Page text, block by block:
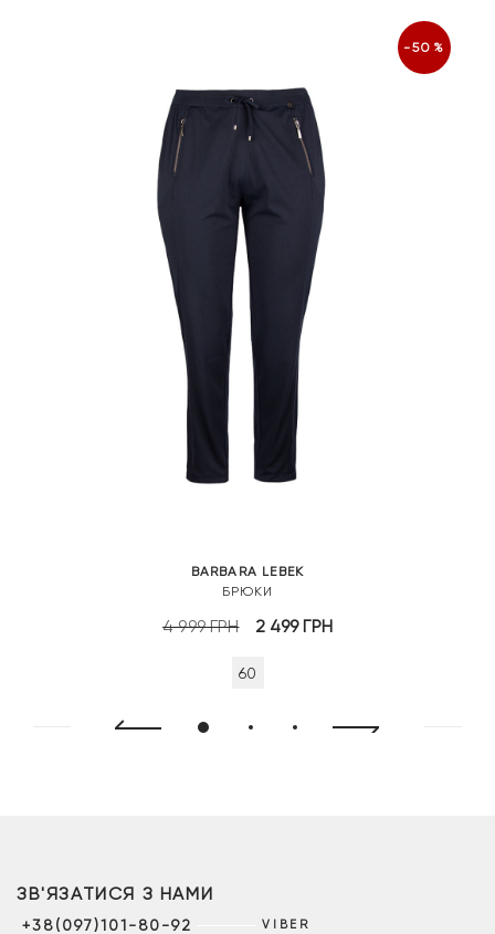
-50%
BARBARA LEBEK
БРЮКИ
4 999ГРН
Оригінальна
4
2 499ГРН
60
ЗВ'ЯЗАТИСЯ З НАМИ
+38(097)101-80-92 VIBER